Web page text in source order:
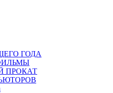
ГОДА
ПРОКАТ